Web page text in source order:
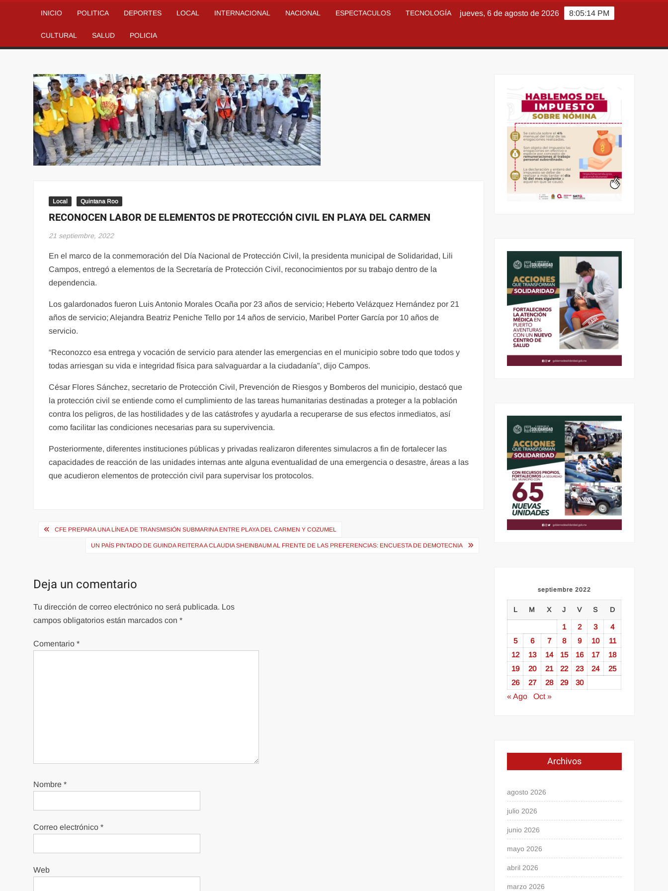
INICIO POLITICA DEPORTES LOCAL INTERNACIONAL NACIONAL ESPECTACULOS TECNOLOGÍA
CULTURAL SALUD POLICIA
8:05:15 PM
jueves, 6 de agosto de 2026
Local Quintana Roo
RECONOCEN LABOR DE ELEMENTOS DE PROTECCIÓN CIVIL EN PLAYA DEL CARMEN
21 septiembre, 2022
En el marco de la conmemoración del Día Nacional de Protección Civil, la presidenta municipal de Solidaridad, Lili
Campos, entregó a elementos de la Secretaría de Protección Civil, reconocimientos por su trabajo dentro de la
dependencia.
Los galardonados fueron Luis Antonio Morales Ocaña por 23 años de servicio; Heberto Velázquez Hernández por 21
años de servicio; Alejandra Beatriz Peniche Tello por 14 años de servicio, Maribel Porter García por 10 años de
servicio.
“Reconozco esa entrega y vocación de servicio para atender las emergencias en el municipio sobre todo que todos y
todas arriesgan su vida e integridad física para salvaguardar a la ciudadanía”, dijo Campos.
César Flores Sánchez, secretario de Protección Civil, Prevención de Riesgos y Bomberos del municipio, destacó que
la protección civil se entiende como el cumplimiento de las tareas humanitarias destinadas a proteger a la población
contra los peligros, de las hostilidades y de las catástrofes y ayudarla a recuperarse de sus efectos inmediatos, así
como facilitar las condiciones necesarias para su supervivencia.
Posteriormente, diferentes instituciones públicas y privadas realizaron diferentes simulacros a fin de fortalecer las
capacidades de reacción de las unidades internas ante alguna eventualidad de una emergencia o desastre, áreas a las
que acudieron elementos de protección civil para supervisar los protocolos.
Navegación
CFE PREPARA UNA LÍNEA DE TRANSMISIÓN SUBMARINA ENTRE PLAYA DEL CARMEN Y COZUMEL
UN PAÍS PINTADO DE GUINDA REITERA A CLAUDIA SHEINBAUM AL FRENTE DE LAS PREFERENCIAS: ENCUESTA DE DEMOTECNIA
Deja un comentario
Tu dirección de correo electrónico no será publicada. Los
campos obligatorios están marcados con*
Comentario*
Nombre*
Correo electrónico*
Web
septiembre 2022
L M X J V S D
1 2 3
4
5
6 7 8 9 10
11
12
13 14 15 16 17
18
19
20 21 22 23 24
25
26
27 28 29
30
« Ago
Oct »
Archivos
agosto 2026
julio 2026
junio 2026
mayo 2026
abril 2026
marzo 2026